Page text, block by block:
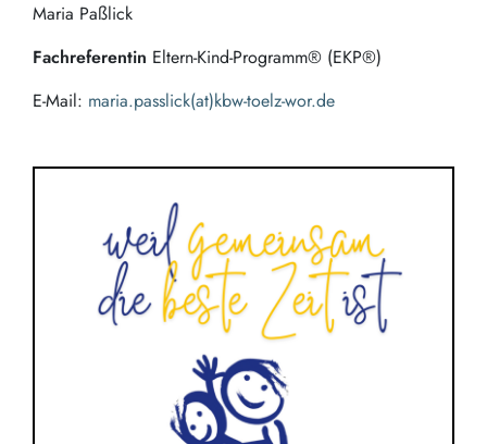
Maria Paßlick
Fachreferentin Eltern-Kind-Programm® (EKP®)
E-Mail: maria.passlick(at)kbw-toelz-wor.de